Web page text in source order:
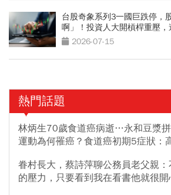
台股奇象系列3一國巨跌停，
啊」！投資人大開槓桿重壓
現 2026-07-15
熱門話題
林炳生70歲食道癌病逝…永和豆漿
運動為何罹癌？食道癌初期5症狀：
眷村長大，蔡詩萍聊公務員老父親
的壓力，只要看到我在看書他就很開